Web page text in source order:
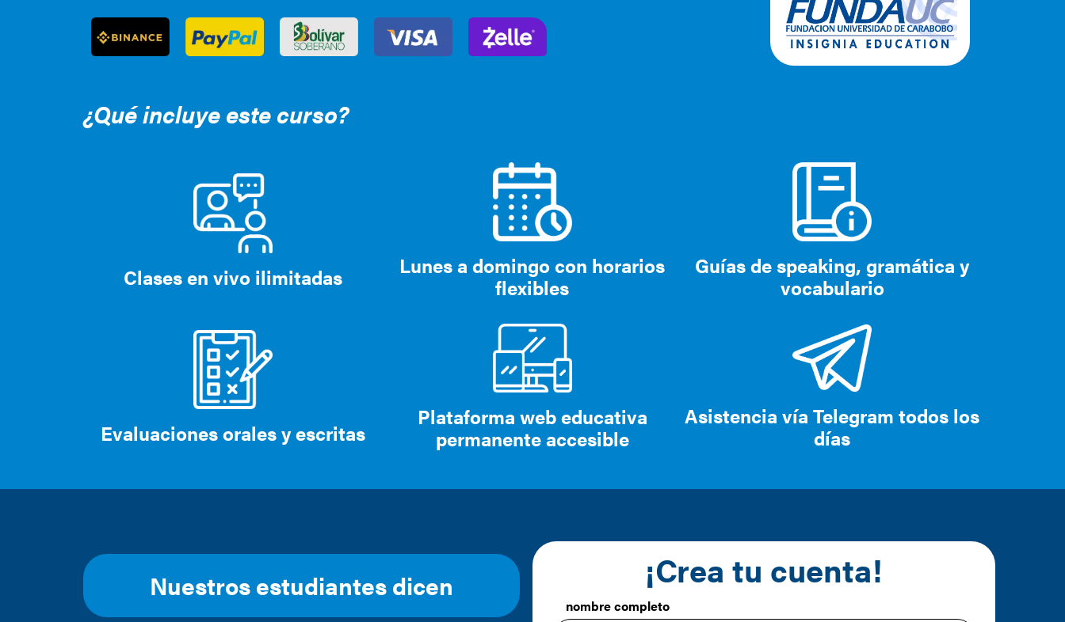
¿Qué incluye este curso?
Clases en vivo ilimitadas
Lunes a domingo con horarios
flexibles
Guías de speaking, gramática y
vocabulario
Evaluaciones orales y escritas
Plataforma web educativa
permanente accesible
Asistencia vía Telegram todos los
días
Nuestros estudiantes dicen ¡Crea tu cuenta!
nombre completo